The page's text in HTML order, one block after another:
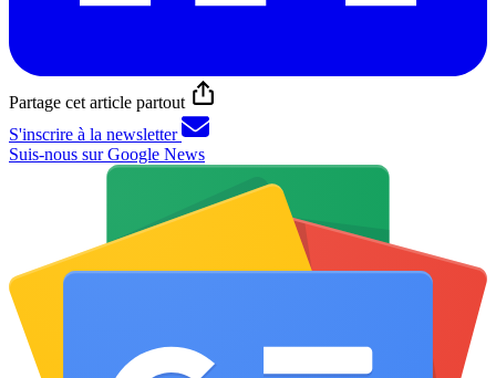
Partage cet article partout
S'inscrire à la newsletter
Suis-nous sur Google News